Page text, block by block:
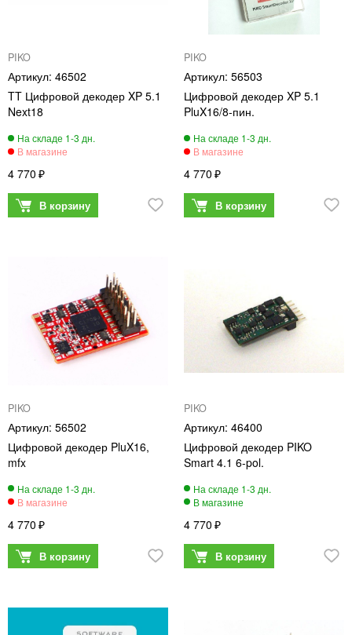
PIKO
46502
TT Цифровой декодер XP 5.1
Next18
4 770
PIKO
56503
Цифровой декодер XP 5.1
PluX16/8-пин.
4 770
PIKO
56502
Цифровой декодер PluX16,
mfx
4 770
PIKO
46400
Цифровой декодер PIKO
Smart 4.1 6-pol.
4 770